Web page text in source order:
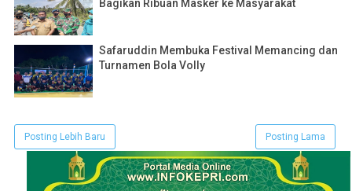
Bagikan Ribuan Masker ke Masyarakat
Safaruddin Membuka Festival Memancing dan
Turnamen Bola Volly
Posting Lebih Baru Posting Lama